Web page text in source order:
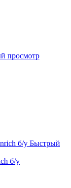
просмотр
Быстрый
б/у